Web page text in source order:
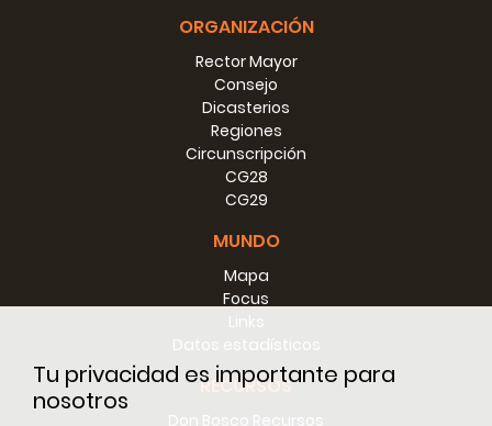
Tu privacidad es importante para
nosotros
ORGANIZACIÓN
Rector Mayor
Consejo
Dicasterios
Regiones
Circunscripción
CG28
CG29
MUNDO
Mapa
Focus
RECURSOS